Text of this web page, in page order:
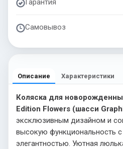
Гарантия
Самовывоз
Описание Характеристики
Коляска для
Edition Flowers (шасси
эксклюзивным дизайном и
высокую функциональность
элегантностью. Уютная